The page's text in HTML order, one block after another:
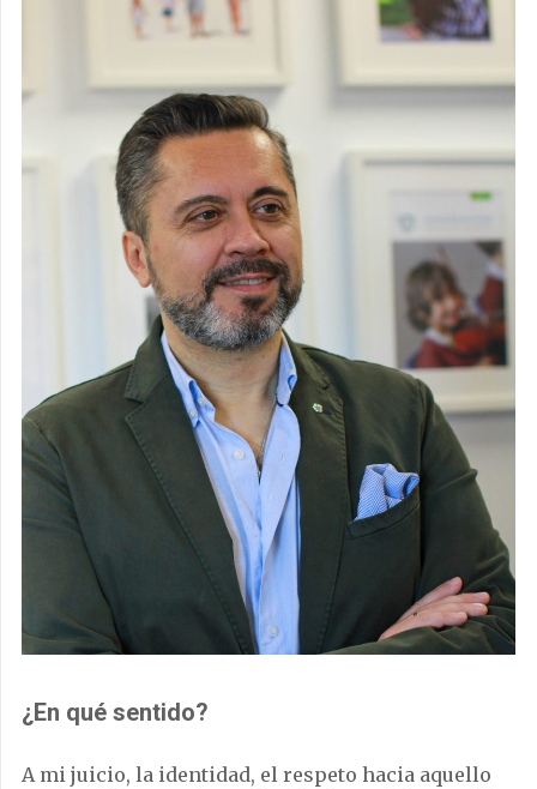
¿En qué sentido?
A mi juicio, la identidad, el respeto hacia aquello